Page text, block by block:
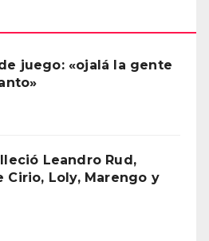
juego: «ojalá la gente
Leandro Rud,
Loly, Marengo y